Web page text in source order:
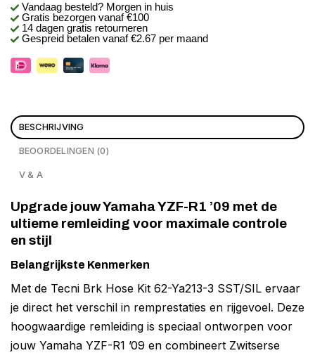
Vandaag besteld? Morgen in huis
Gratis bezorgen vanaf €100
14 dagen gratis retourneren
Gespreid betalen vanaf €2.67 per maand
BESCHRIJVING
BEOORDELINGEN (0)
V & A
Upgrade jouw Yamaha YZF-R1 ’09 met de
ultieme remleiding voor maximale controle
en stijl
Belangrijkste Kenmerken
Met de Tecni Brk Hose Kit 62-Ya213-3 SST/SIL ervaar
je direct het verschil in remprestaties en rijgevoel. Deze
hoogwaardige remleiding is speciaal ontworpen voor
jouw Yamaha YZF-R1 ’09 en combineert Zwitserse